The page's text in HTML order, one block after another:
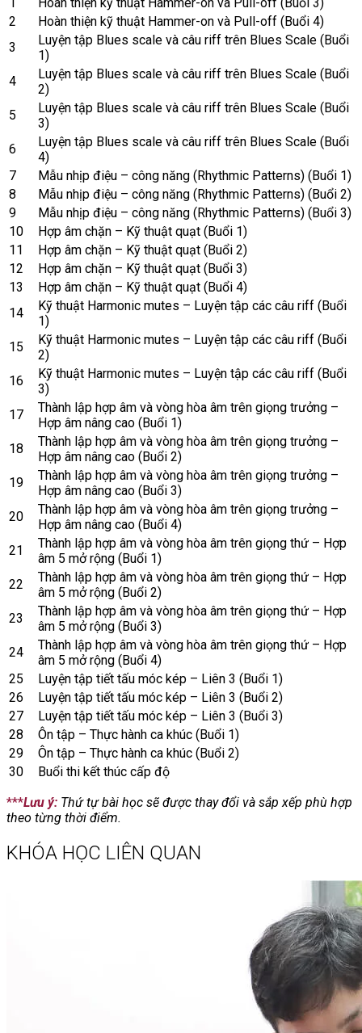
2
Hoàn thiện kỹ thuật Hammer-on và Pull-off (Buổi 4)
3
Luyện tập Blues scale và câu riff trên Blues Scale (Buổi
1)
4
Luyện tập Blues scale và câu riff trên Blues Scale (Buổi
2)
5
Luyện tập Blues scale và câu riff trên Blues Scale (Buổi
3)
6
Luyện tập Blues scale và câu riff trên Blues Scale (Buổi
4)
7
Mẫu nhịp điệu – công năng (Rhythmic Patterns) (Buổi 1)
8
Mẫu nhịp điệu – công năng (Rhythmic Patterns) (Buổi 2)
9
Mẫu nhịp điệu – công năng (Rhythmic Patterns) (Buổi 3)
10
Hợp âm chặn – Kỹ thuật quạt (Buổi 1)
11
Hợp âm chặn – Kỹ thuật quạt (Buổi 2)
12
Hợp âm chặn – Kỹ thuật quạt (Buổi 3)
13
Hợp âm chặn – Kỹ thuật quạt (Buổi 4)
14
Kỹ thuật Harmonic mutes – Luyện tập các câu riff (Buổi
1)
15
Kỹ thuật Harmonic mutes – Luyện tập các câu riff (Buổi
2)
16
Kỹ thuật Harmonic mutes – Luyện tập các câu riff (Buổi
3)
17
Thành lập hợp âm và vòng hòa âm trên giọng trưởng –
Hợp âm nâng cao (Buổi 1)
18
Thành lập hợp âm và vòng hòa âm trên giọng trưởng –
Hợp âm nâng cao (Buổi 2)
19
Thành lập hợp âm và vòng hòa âm trên giọng trưởng –
Hợp âm nâng cao (Buổi 3)
20
Thành lập hợp âm và vòng hòa âm trên giọng trưởng –
Hợp âm nâng cao (Buổi 4)
21
Thành lập hợp âm và vòng hòa âm trên giọng thứ – Hợp
âm 5 mở rộng (Buổi 1)
22
Thành lập hợp âm và vòng hòa âm trên giọng thứ – Hợp
âm 5 mở rộng (Buổi 2)
23
Thành lập hợp âm và vòng hòa âm trên giọng thứ – Hợp
âm 5 mở rộng (Buổi 3)
24
Thành lập hợp âm và vòng hòa âm trên giọng thứ – Hợp
âm 5 mở rộng (Buổi 4)
25
Luyện tập tiết tấu móc kép – Liên 3 (Buổi 1)
26
Luyện tập tiết tấu móc kép – Liên 3 (Buổi 2)
27
Luyện tập tiết tấu móc kép – Liên 3 (Buổi 3)
28
Ôn tập – Thực hành ca khúc (Buổi 1)
29
Ôn tập – Thực hành ca khúc (Buổi 2)
30
Buổi thi kết thúc cấp độ
***Lưu ý: Thứ tự bài học sẽ được thay đổi và sắp xếp phù hợp
theo từng thời điểm.
KHÓA HỌC LIÊN QUAN